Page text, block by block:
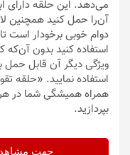
می‌دهد. این حلقه دارای
آن‌را حمل کنید همچنین
دوام خوبی برخودار است
استفاده کنید بدون آن‌که
ویژگی دیگر آن قابل
همراه همیشگی شما در
بپردازید.
جهت